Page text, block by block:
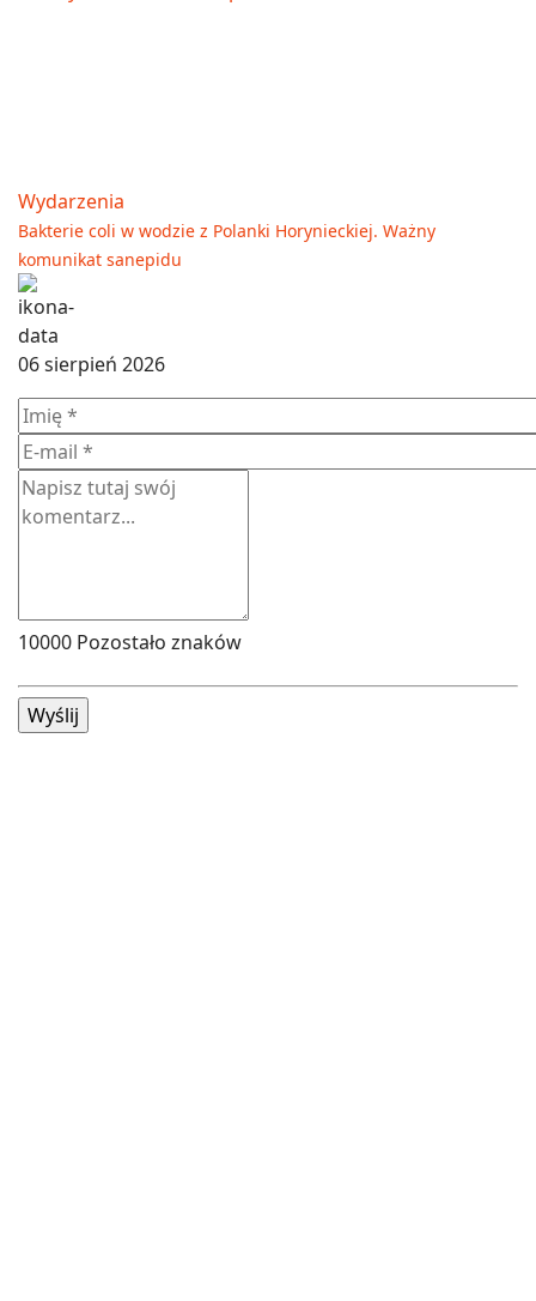
Wydarzenia
Bakterie coli w wodzie z Polanki Horynieckiej. Ważny
komunikat sanepidu
06 sierpień 2026
10000 Pozostało znaków
Wyślij